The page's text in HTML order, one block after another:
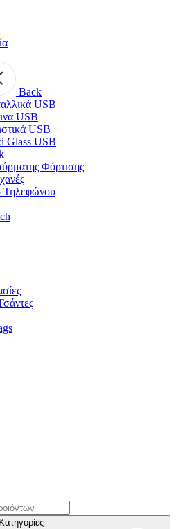
Back
USB
USB
USB
Glass USB
Φόρτισης
Τηλεφώνου
Κατηγορίες